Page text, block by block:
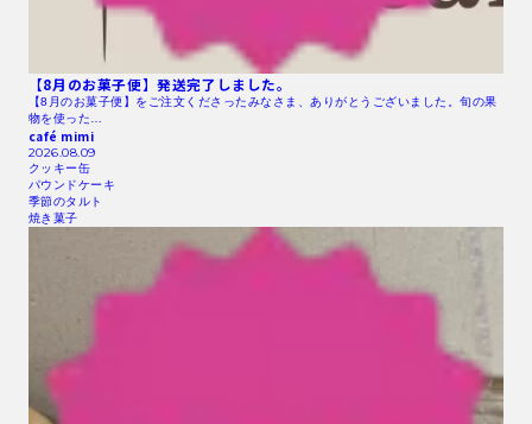
【8月のお菓子便】発送完了しました。
【8月のお菓子便】をご注文くださったみなさま、ありがとうございました。旬の果
物を使った…
café mimi
2026.08.09
クッキー缶
パウンドケーキ
季節のタルト
焼き菓子